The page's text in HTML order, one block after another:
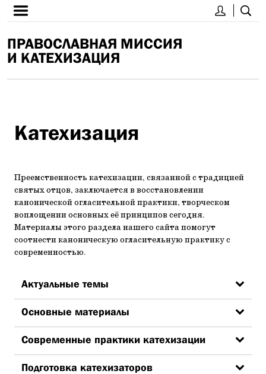
ПРАВОСЛАВНАЯ МИССИЯ
И КАТЕХИЗАЦИЯ
Катехизация
Преемственность катехизации, связанной с традицией
святых отцов, заключается в восстановлении
канонической огласительной практики, творческом
воплощении основных её принципов сегодня.
Материалы этого раздела нашего сайта помогут
соотнести каноническую огласительную практику с
современностью.
Актуальные темы
Основные материалы
Современные практики катехизации
Подготовка катехизаторов